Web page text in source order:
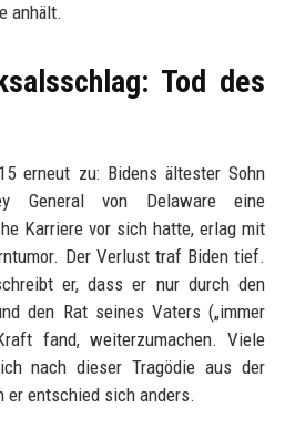
anhält.
Tod des
erneut zu: Bidens ältester Sohn
General von Delaware eine
Karriere vor sich hatte, erlag mit
Der Verlust traf Biden tief.
er, dass er nur durch den
den Rat seines Vaters („immer
fand, weiterzumachen. Viele
nach dieser Tragödie aus der
er entschied sich anders.